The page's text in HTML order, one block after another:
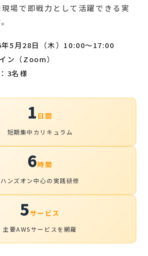
場で即戦力として活躍できる実
年5月28日（木）10:00〜17:00
ン（Zoom）
：3名様
1 日間
短期集中カリキュラム
6時間
ハンズオン中心の実践研修
5サービス
主要AWSサービスを網羅